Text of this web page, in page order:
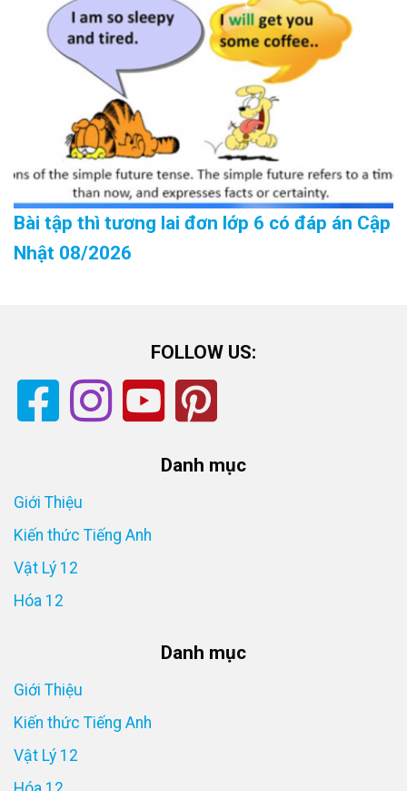
Bài tập thì tương lai đơn lớp 6 có đáp án Cập
Nhật 08/2026
FOLLOW US:
Danh mục
Giới Thiệu
Kiến thức Tiếng Anh
Vật Lý 12
Hóa 12
Danh mục
Giới Thiệu
Kiến thức Tiếng Anh
Vật Lý 12